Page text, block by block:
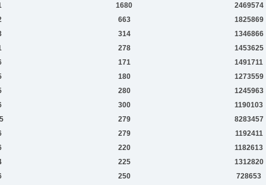
1680
2469574
663
1825869
314
1346866
278
1453625
171
1491711
180
1273559
280
1245963
300
1190103
279
8283457
279
1192411
220
1182613
225
1312820
250
728653